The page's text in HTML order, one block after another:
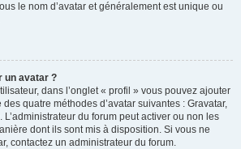
le nom d’avatar et généralement est unique ou
un avatar ?
dans l’onglet « profil » vous pouvez ajouter
quatre méthodes d’avatar suivantes : Gravatar,
du forum peut activer ou non les
dont ils sont mis à disposition. Si vous ne
contactez un administrateur du forum.